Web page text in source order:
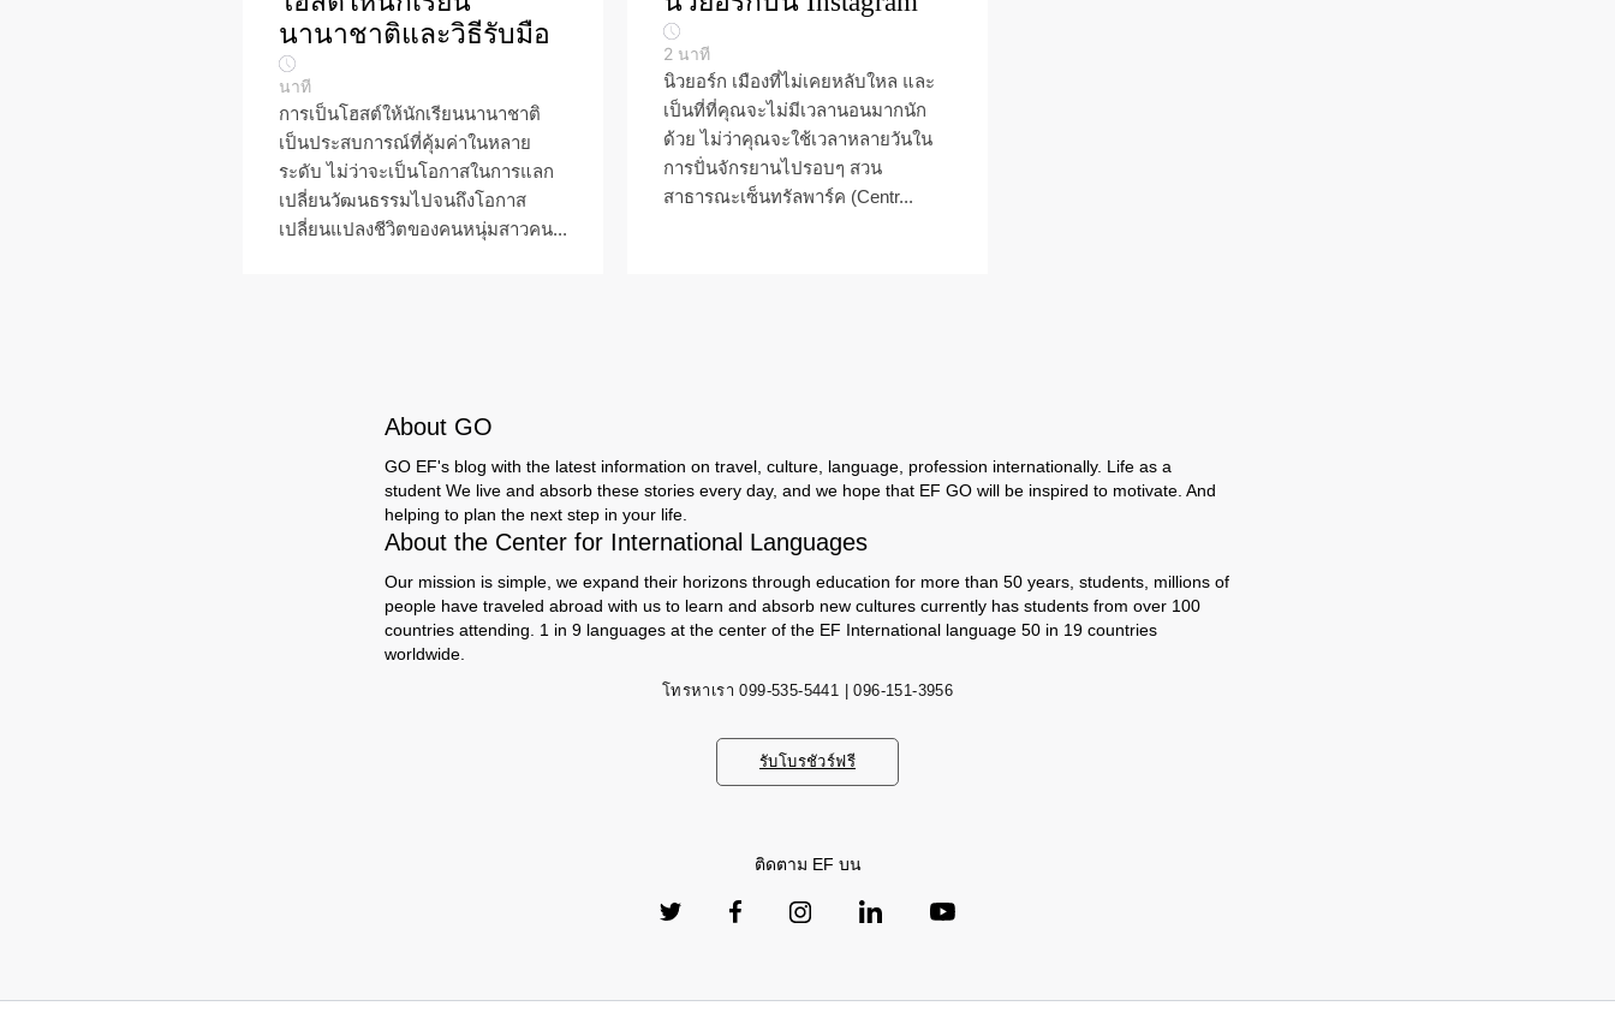
นานาชาติและวิธีรับมือ
นาที
การเป็นโฮสต์ให้นักเรียนนานาชาติ
เป็นประสบการณ์ที่คุ้มค่าในหลาย
ระดับ ไม่ว่าจะเป็นโอกาสในการแลก
เปลี่ยนวัฒนธรรมไปจนถึงโอกาส
เปลี่ยนแปลงชีวิตของคนหนุ่มสาวคน...
2 นาที
นิวยอร์ก เมืองที่ไม่เคยหลับใหล และ
เป็นที่ที่คุณจะไม่มีเวลานอนมากนัก
ด้วย ไม่ว่าคุณจะใช้เวลาหลายวันใน
การปั่นจักรยานไปรอบๆ สวน
สาธารณะเซ็นทรัลพาร์ค (Centr...
About GO
GO EF's blog with the latest information on travel, culture, language, profession internationally. Life as a
student We live and absorb these stories every day, and we hope that EF GO will be inspired to motivate. And
helping to plan the next step in your life.
About the Center for International Languages
Our mission is simple, we expand their horizons through education for more than 50 years, students, millions of
people have traveled abroad with us to learn and absorb new cultures currently has students from over 100
countries attending. 1 in 9 languages ​​at the center of the EF International language 50 in 19 countries
worldwide.
โทรหาเรา 099-535-5441 | 096-151-3956
รับโบรชัวร์ฟรี
ติดตาม EF บน